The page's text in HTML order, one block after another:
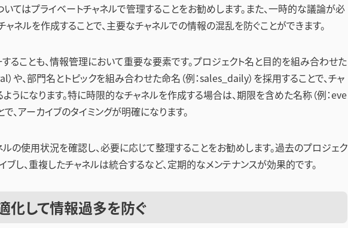
いてはプライベートチャネルで管理することをお勧めします。また、一時的な議論が必
ネルを作成することで、主要なチャネルでの情報の混乱を防ぐことができます。
ることも、情報管理において重要な要素です。プロジェクト名と目的を組み合わせた
や、部門名とトピックを組み合わせた命名（例：sales_daily）を採用することで、チャ
うになります。特に時限的なチャネルを作成する場合は、期限を含めた名称（例：eve
、アーカイブのタイミングが明確になります。
ルの使用状況を確認し、必要に応じて整理することをお勧めします。過去のプロジェク
ブし、重複したチャネルは統合するなど、定期的なメンテナンスが効果的です。
化して情報過多を防ぐ